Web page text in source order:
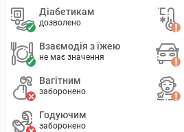
Діабетикам
дозволено
Взаємодія з їжею
не має значення
Вагітним
заборонено
Годуючим
заборонено